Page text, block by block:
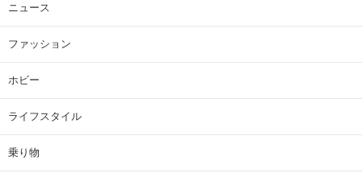
ニュース
ファッション
ホビー
ライフスタイル
乗り物